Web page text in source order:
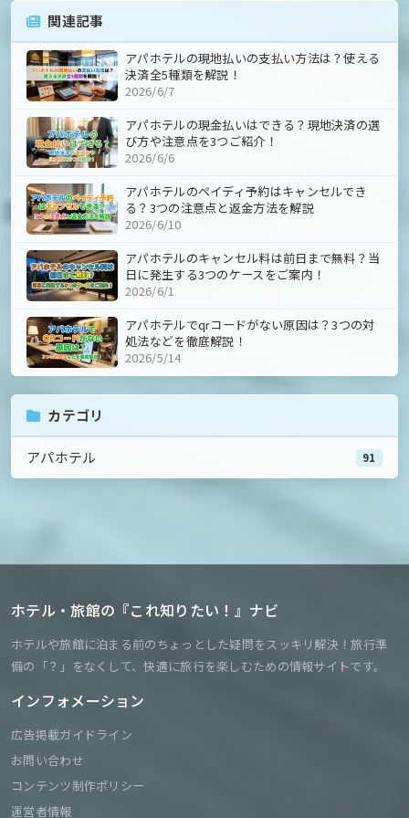
関連記事
アパホテルの現地払いの支払い方法は？使える
決済全5種類を解説！
2026/6/7
アパホテルの現金払いはできる？現地決済の選
び方や注意点を3つご紹介！
2026/6/6
アパホテルのペイディ予約はキャンセルでき
る？3つの注意点と返金方法を解説
2026/6/10
アパホテルのキャンセル料は前日まで無料？当
日に発生する3つのケースをご案内！
2026/6/1
アパホテルでqrコードがない原因は？3つの対
処法などを徹底解説！
2026/5/14
カテゴリ
アパホテル 91
ホテル・旅館の『これ知りたい！』ナビ
ホテルや旅館に泊まる前のちょっとした疑問をスッキリ解決！旅行準
備の「？」をなくして、快適に旅行を楽しむための情報サイトです。
インフォメーション
広告掲載ガイドライン
お問い合わせ
コンテンツ制作ポリシー
運営者情報